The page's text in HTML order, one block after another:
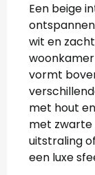
Een beige
wit en
vormt
met hout
met
uitstraling
een luxe